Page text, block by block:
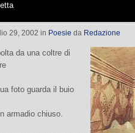
29, 2002 in Poesie da Redazione
da una coltre di
foto guarda il buio
armadio chiuso.